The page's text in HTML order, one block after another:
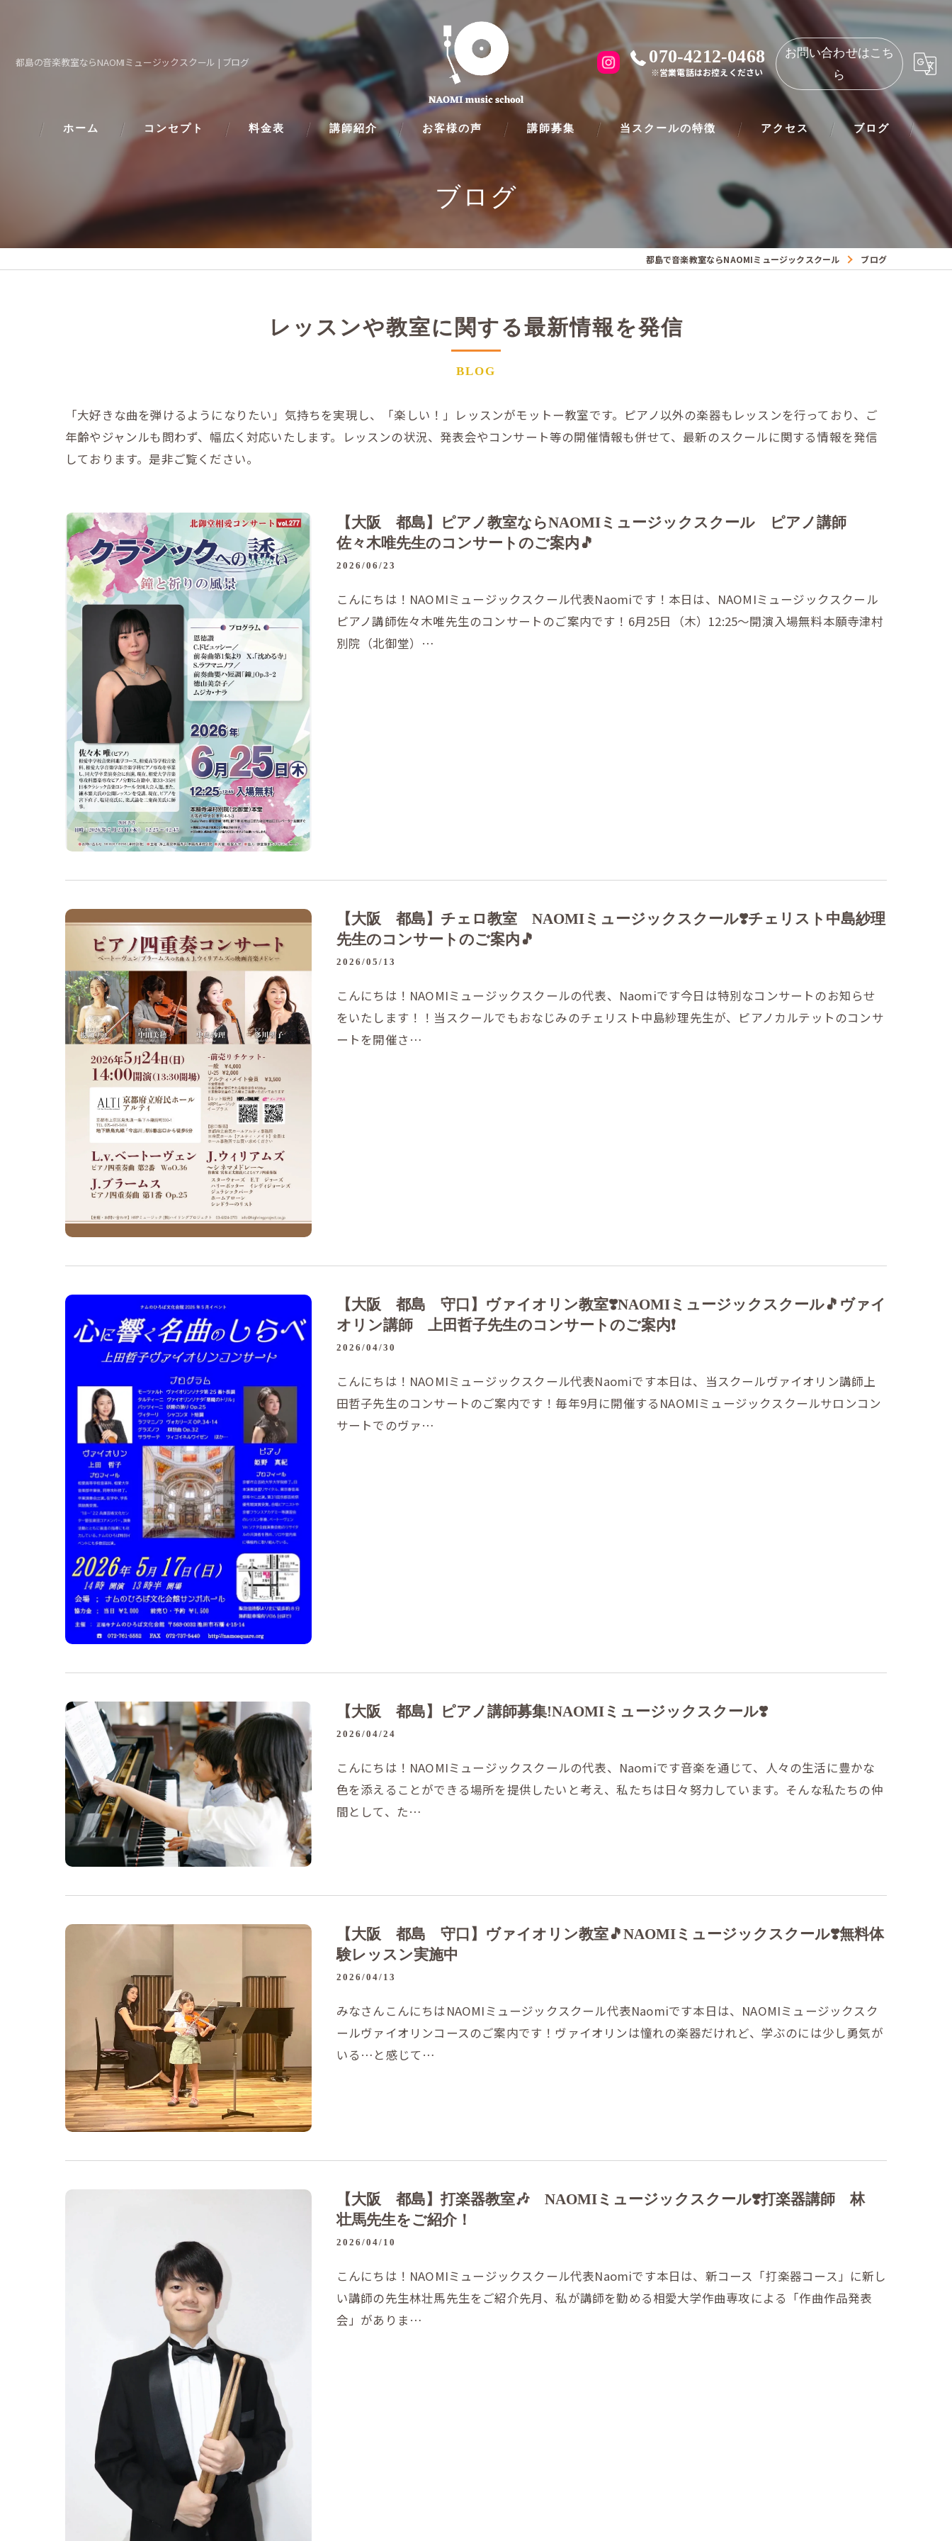
都島の音楽教室ならNAOMIミュージックスクール | ブログ 070-4212-0468
※営業電話はお控えください
お問い合わせはこち
ら
ホーム コンセプト 料金表 講師紹介 お客様の声 講師募集 当スクールの特徴
フルート
クラリネット
アクセス
NAOMIミュージックスクール 都島教室
NAOMIミュージックスクール 守口教室
ブログ
ブログ
都島で音楽教室ならNAOMIミュージックスクール ブログ
レッスンや教室に関する最新情報を発信
BLOG
「大好きな曲を弾けるようになりたい」気持ちを実現し、「楽しい！」レッスンがモットー教室です。ピアノ以外の楽器もレッスンを行っており、ご
年齢やジャンルも問わず、幅広く対応いたします。レッスンの状況、発表会やコンサート等の開催情報も併せて、最新のスクールに関する情報を発信
しております。是非ご覧ください。
【大阪 都島】ピアノ教室ならNAOMIミュージックスクール ピアノ講師
佐々木唯先生のコンサートのご案内🎵
2026/06/23
こんにちは！NAOMIミュージックスクール代表Naomiです！本日は、NAOMIミュージックスクール
ピアノ講師佐々木唯先生のコンサートのご案内です！6月25日（木）12:25～開演入場無料本願寺津村
別院（北御堂）…
【大阪 都島】チェロ教室 NAOMIミュージックスクール❣️チェリスト中島紗理
先生のコンサートのご案内🎵
2026/05/13
こんにちは！NAOMIミュージックスクールの代表、Naomiです今日は特別なコンサートのお知らせ
をいたします！！当スクールでもおなじみのチェリスト中島紗理先生が、ピアノカルテットのコンサ
ートを開催さ…
【大阪 都島 守口】ヴァイオリン教室❣️NAOMIミュージックスクール🎵ヴァイ
オリン講師 上田哲子先生のコンサートのご案内❗️
2026/04/30
こんにちは！NAOMIミュージックスクール代表Naomiです本日は、当スクールヴァイオリン講師上
田哲子先生のコンサートのご案内です！毎年9月に開催するNAOMIミュージックスクールサロンコン
サートでのヴァ…
【大阪 都島】ピアノ講師募集!NAOMIミュージックスクール❣️
2026/04/24
こんにちは！NAOMIミュージックスクールの代表、Naomiです音楽を通じて、人々の生活に豊かな
色を添えることができる場所を提供したいと考え、私たちは日々努力しています。そんな私たちの仲
間として、た…
【大阪 都島 守口】ヴァイオリン教室🎵NAOMIミュージックスクール❣️無料体
験レッスン実施中
2026/04/13
みなさんこんにちはNAOMIミュージックスクール代表Naomiです本日は、NAOMIミュージックスク
ールヴァイオリンコースのご案内です！ヴァイオリンは憧れの楽器だけれど、学ぶのには少し勇気が
いる…と感じて…
【大阪 都島】打楽器教室🎶 NAOMIミュージックスクール❣️打楽器講師 林
壮馬先生をご紹介！
2026/04/10
こんにちは！NAOMIミュージックスクール代表Naomiです本日は、新コース「打楽器コース」に新し
い講師の先生林壮馬先生をご紹介先月、私が講師を勤める相愛大学作曲専攻による「作曲作品発表
会」がありま…